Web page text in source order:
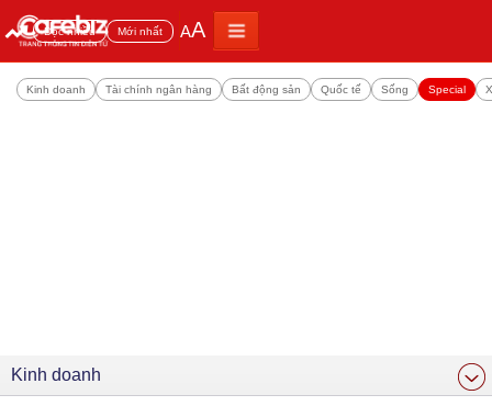
Đọc nhiều Mới nhất AA
Kinh doanh Tài chính ngân hàng Bất động sản Quốc tế Sống Special
Kinh doanh